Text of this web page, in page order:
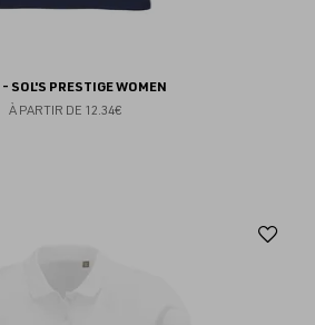
- SOL'S PRESTIGE WOMEN
À PARTIR DE 12.34€